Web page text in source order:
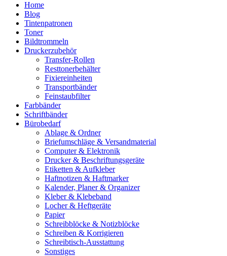
Home
Blog
Tintenpatronen
Toner
Bildtrommeln
Druckerzubehör
Transfer-Rollen
Resttonerbehälter
Fixiereinheiten
Transportbänder
Feinstaubfilter
Farbbänder
Schriftbänder
Bürobedarf
Ablage & Ordner
Briefumschläge & Versandmaterial
Computer & Elektronik
Drucker & Beschriftungsgeräte
Etiketten & Aufkleber
Haftnotizen & Haftmarker
Kalender, Planer & Organizer
Kleber & Klebeband
Locher & Heftgeräte
Papier
Schreibblöcke & Notizblöcke
Schreiben & Korrigieren
Schreibtisch-Ausstattung
Sonstiges